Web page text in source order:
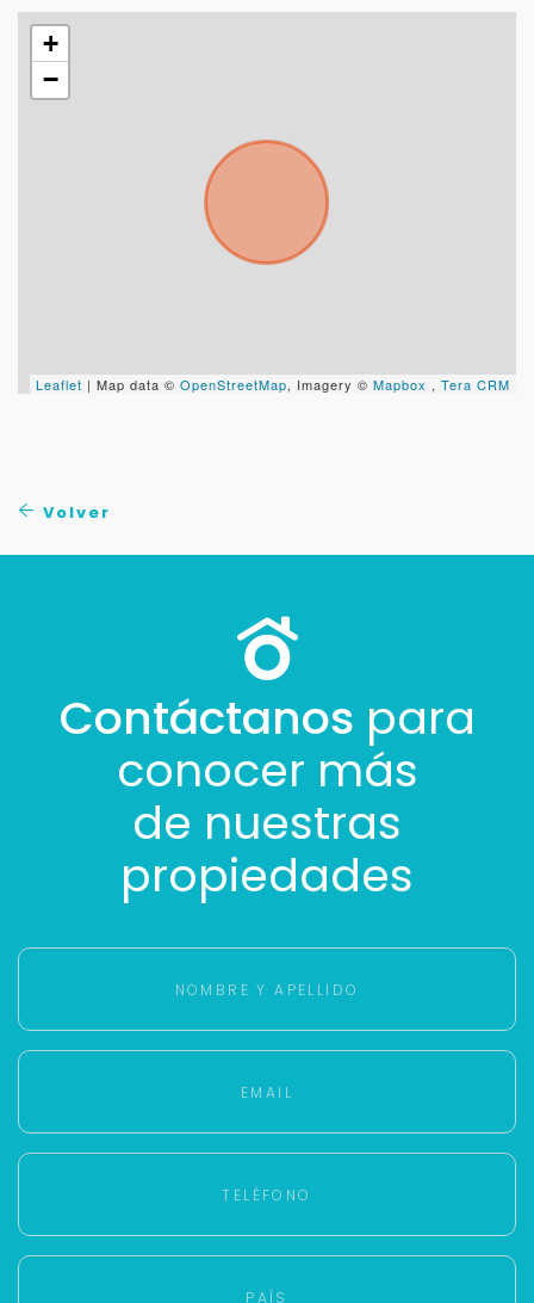
+
−
Leaflet | Map data © OpenStreetMap, Imagery © Mapbox , Tera CRM
Volver
Contáctanos para
conocer más
de nuestras
propiedades